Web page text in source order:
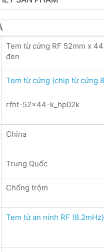
Tem từ cứng RF 52mm x
đen
Tem từ cứng (chip từ cứng
rfht-52x44-k_hp02k
China
Trung Quốc
Chống trộm
Tem từ an ninh RF (8.2mHz)